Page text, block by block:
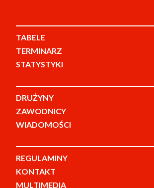
TABELE
TERMINARZ
STATYSTYKI
DRUŻYNY
ZAWODNICY
WIADOMOŚCI
REGULAMINY
KONTAKT
MULTIMEDIA